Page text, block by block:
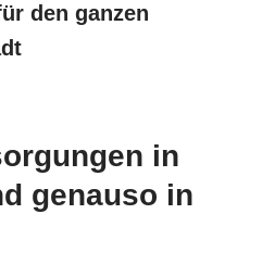
den ganzen
in
genauso in